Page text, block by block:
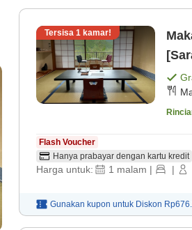
Tersisa 1 kamar!
Flash Voucher
Hanya prabayar dengan kartu kredit
Harga untuk: 1 malam | |
Gunakan kupon untuk Diskon